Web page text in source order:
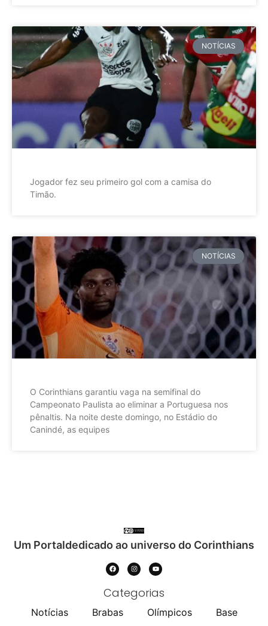
NOTÍCIAS
Jogador fez seu primeiro gol com a camisa do
Timão.
NOTÍCIAS
O Corinthians garantiu vaga na semifinal do
Campeonato Paulista ao eliminar a Portuguesa nos
pênaltis. Na noite deste domingo, no Estádio do
Canindé, as equipes
Um Portaldedicado ao universo do Corinthians
Categorias
Notícias Brabas Olímpicos Base